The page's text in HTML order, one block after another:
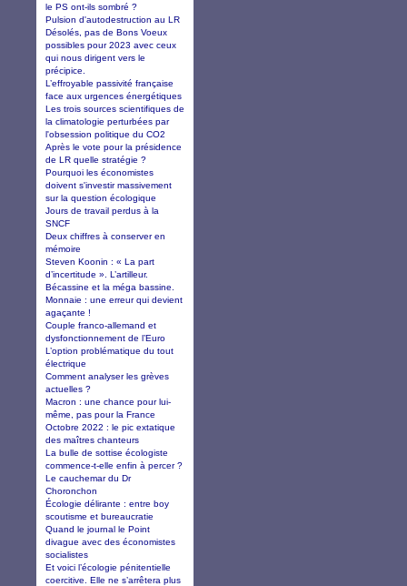
le PS ont-ils sombré ?
Pulsion d'autodestruction au LR
Désolés, pas de Bons Voeux
possibles pour 2023 avec ceux
qui nous dirigent vers le
précipice.
L’effroyable passivité française
face aux urgences énergétiques
Les trois sources scientifiques de
la climatologie perturbées par
l'obsession politique du CO2
Après le vote pour la présidence
de LR quelle stratégie ?
Pourquoi les économistes
doivent s'investir massivement
sur la question écologique
Jours de travail perdus à la
SNCF
Deux chiffres à conserver en
mémoire
Steven Koonin : « La part
d’incertitude ». L’artilleur.
Bécassine et la méga bassine.
Monnaie : une erreur qui devient
agaçante !
Couple franco-allemand et
dysfonctionnement de l’Euro
L’option problématique du tout
électrique
Comment analyser les grèves
actuelles ?
Macron : une chance pour lui-
même, pas pour la France
Octobre 2022 : le pic extatique
des maîtres chanteurs
La bulle de sottise écologiste
commence-t-elle enfin à percer ?
Le cauchemar du Dr
Choronchon
Écologie délirante : entre boy
scoutisme et bureaucratie
Quand le journal le Point
divague avec des économistes
socialistes
Et voici l’écologie pénitentielle
coercitive. Elle ne s’arrêtera plus